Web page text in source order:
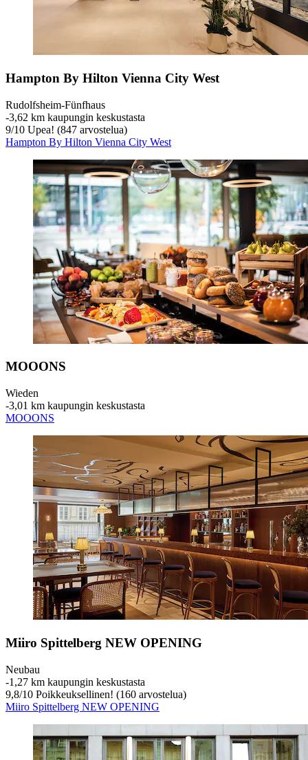
Hampton By Hilton Vienna City West
Rudolfsheim-Fünfhaus
‐3,62 km kaupungin keskustasta
9/10 Upea! (847 arvostelua)
Hampton By Hilton Vienna City West
MOOONS
Wieden
‐3,01 km kaupungin keskustasta
MOOONS
Miiro Spittelberg NEW OPENING
Neubau
‐1,27 km kaupungin keskustasta
9,8/10 Poikkeuksellinen! (160 arvostelua)
Miiro Spittelberg NEW OPENING